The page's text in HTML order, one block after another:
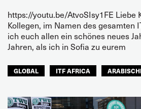
https://youtu.be/AtvoSIsy1FE Liebe
Kollegen, im Namen des gesamten
ich euch allen ein schönes neues
Jahren, als ich in Sofia zu eurem
GLOBAL ITF AFRICA
LATEINAMERIKA